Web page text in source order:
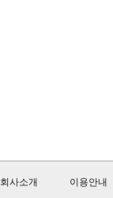
회사소개 이용안내